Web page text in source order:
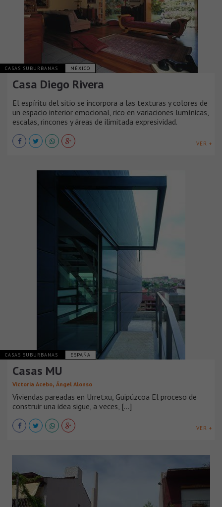
CASAS SUBURBANAS MÉXICO
Casa Diego Rivera
El espíritu del sitio se incorpora a las texturas y colores de
un espacio interior emocional, rico en variaciones lumínicas,
escalas, rincones y áreas de ilimitada expresividad.
VER +
CASAS SUBURBANAS ESPAÑA
Casas MU
Victoria Acebo, Ángel Alonso
Viviendas pareadas en Urretxu, Guipúzcoa El proceso de
construir una idea sigue, a veces, [...]
VER +